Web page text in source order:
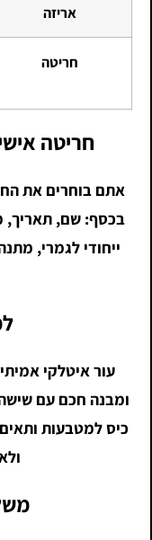
אריזה
חריטה
חריטה
אתם בוחרים את
בכסף: שם, תאריך,
ייחודי לגמרי,
עור איטלקי
ומבנה חכם עם
כיס למטבעות